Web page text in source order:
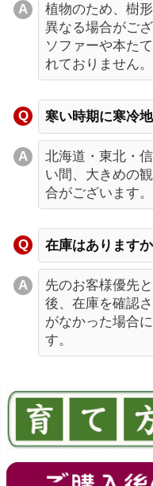
植物のため、樹
異なる場合がご
ソファーや本た
れておりません。
寒い時期に寒冷
北海道・東北・
い間、大きめの
合がございます。
在庫はありますか
先のお客様優先
後、在庫を確認
がなかった場合
す。